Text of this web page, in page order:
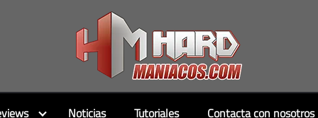
Noticias Tutoriales Contacta con nosotros